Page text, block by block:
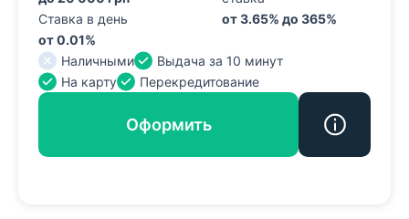
Ставка в день
от 0.01%
от 3.65% до 365%
Наличными
Выдача за 10 минут
На карту
Перекредитование
Оформить